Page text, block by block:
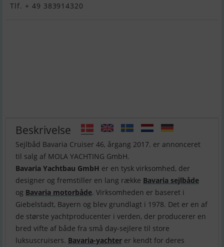
Tlf. + 49 383914320
Beskrivelse
Sejlbåd Bavaria Cruiser 46, årgang 2017. er annonceret
Bavaria Yachtbau GmbH er en tysk virksomhed, der
designer og fremstiller en lang række Bavaria sejlbåde
og Bavaria motorbåde. Virksomheden er baseret i
Giebelstadt, Bayern og blev grundlagt i 1978. Det er en af
​​de største yachtproducenter i verden, der producerer en
bred vifte af både fra små day-sejlere til store
luksuscruisers. Bavaria-yachter er kendt for deres